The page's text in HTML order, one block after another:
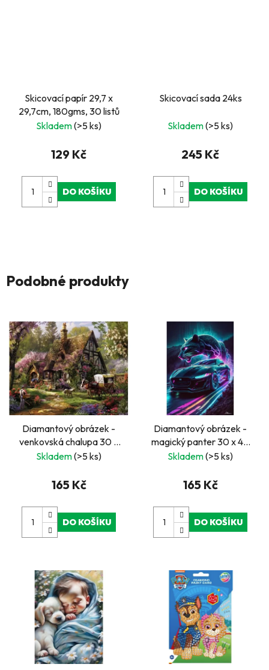
Skicovací papír 29,7 x
29,7cm, 180gms, 30 listů
Skladem(>5 ks)
129 Kč
DO KOŠÍKU
Skicovací sada 24ks
Skladem(>5 ks)
245 Kč
DO KOŠÍKU
Podobné produkty
Diamantový obrázek -
venkovská chalupa 30 x
40 cm
Skladem(>5 ks)
165 Kč
DO KOŠÍKU
Diamantový obrázek -
magický panter 30 x 40
cm
Skladem(>5 ks)
165 Kč
DO KOŠÍKU